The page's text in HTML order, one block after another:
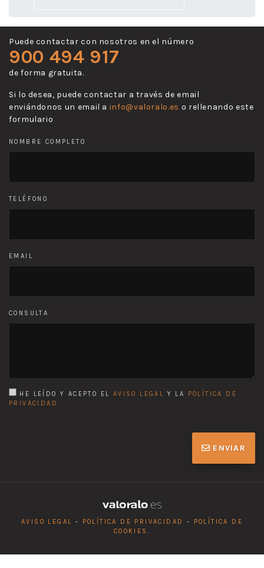
Puede contactar con nosotros en el número
900 494 917
de forma gratuita.
Si lo desea, puede contactar a través de email
enviándonos un email a info@valoralo.es o rellenando este
formulario
NOMBRE COMPLETO
TELÉFONO
EMAIL
CONSULTA
HE LEÍDO Y ACEPTO EL AVISO LEGAL Y LA
POLÍTICA DE
PRIVACIDAD
ENVIAR
AVISO LEGAL - POLÍTICA DE PRIVACIDAD -
POLÍTICA DE
COOKIES .